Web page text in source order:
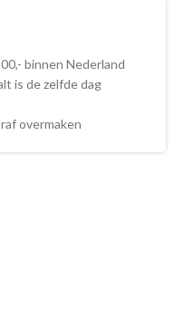
binnen Nederland
is de zelfde dag
overmaken